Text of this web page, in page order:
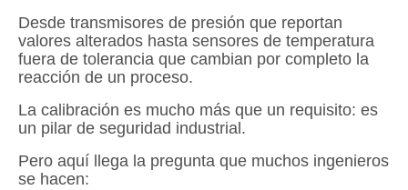
Desde transmisores de presión que reportan
valores alterados hasta sensores de temperatura
fuera de tolerancia que cambian por completo la
reacción de un proceso.
La calibración es mucho más que un requisito: es
un pilar de seguridad industrial.
Pero aquí llega la pregunta que muchos ingenieros
se hacen: